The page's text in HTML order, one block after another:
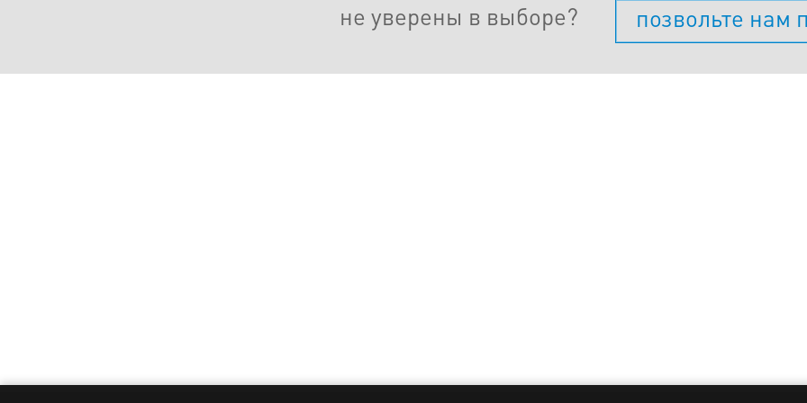
не уверены в выборе? позвольте нам